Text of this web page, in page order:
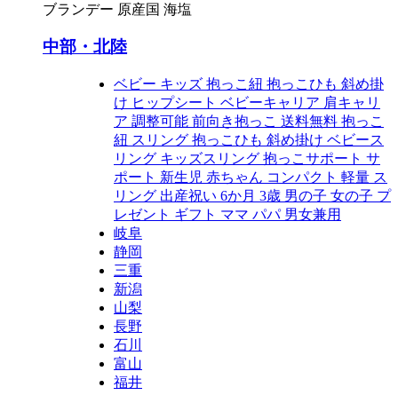
ブランデー 原産国 海塩
中部・北陸
ベビー キッズ 抱っこ紐 抱っこひも 斜め掛
け ヒップシート ベビーキャリア 肩キャリ
ア 調整可能 前向き抱っこ 送料無料 抱っこ
紐 スリング 抱っこひも 斜め掛け ベビース
リング キッズスリング 抱っこサポート サ
ポート 新生児 赤ちゃん コンパクト 軽量 ス
リング 出産祝い 6か月 3歳 男の子 女の子 プ
レゼント ギフト ママ パパ 男女兼用
岐阜
静岡
三重
新潟
山梨
長野
石川
富山
福井